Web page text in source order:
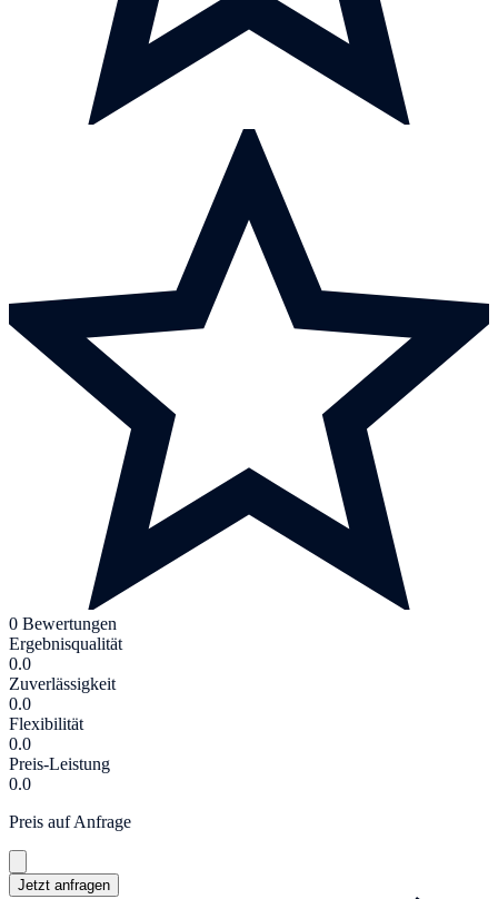
0 Bewertungen
Ergebnisqualität
0.0
Zuverlässigkeit
0.0
Flexibilität
0.0
Preis-Leistung
0.0
Preis auf Anfrage
Jetzt anfragen